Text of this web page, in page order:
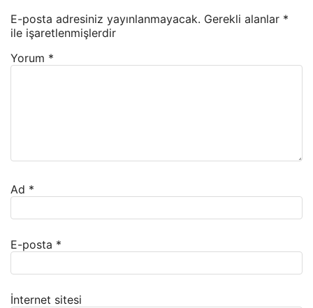
E-posta adresiniz yayınlanmayacak. Gerekli alanlar *
ile işaretlenmişlerdir
Yorum *
Ad *
E-posta *
İnternet sitesi